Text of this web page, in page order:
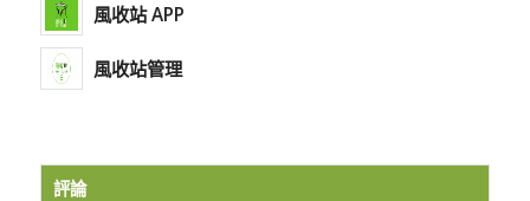
風收站 APP
風收站管理
評論